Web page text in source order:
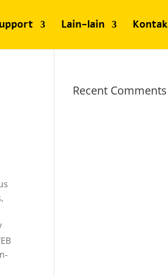
Lain-lain Kontak
Recent Comments